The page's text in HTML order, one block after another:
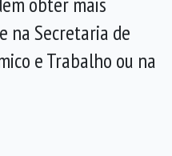
na Secretaria de
e Trabalho ou na